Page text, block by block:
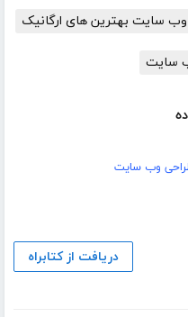
وب سایت بهترین های ارگانیک
سایت
وب سایت
دریافت از کتابراه